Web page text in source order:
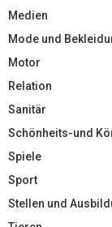
Medien
Mode und
Motor
Relation
Sanitär
Schönheits-und
Spiele
Sport
Stellen und